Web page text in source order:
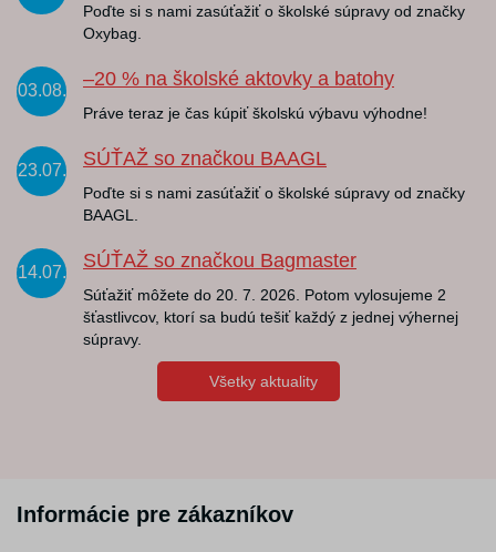
Poďte si s nami zasúťažiť o školské súpravy od značky
Oxybag.
03.08.
–20 % na školské aktovky a batohy
Práve teraz je čas kúpiť školskú výbavu výhodne!
23.07.
SÚŤAŽ so značkou BAAGL
Poďte si s nami zasúťažiť o školské súpravy od značky
BAAGL.
14.07.
SÚŤAŽ so značkou Bagmaster
Súťažiť môžete do 20. 7. 2026. Potom vylosujeme 2
šťastlivcov, ktorí sa budú tešiť každý z jednej výhernej
súpravy.
Všetky aktuality
Informácie pre zákazníkov